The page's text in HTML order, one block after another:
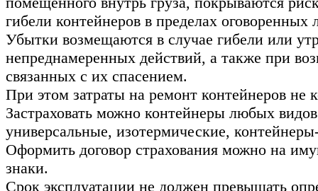
гибели контейнеров в пределах оговоренных
Убытки возмещаются в случае гибели или
непреднамеренных действий, а также при
связанных с их спасением.
При этом затраты на ремонт контейнеров не
Застраховать можно контейнеры любых
универсальные, изотермические,
Оформить договор страхования можно на
знаки.
Срок эксплуатации не должен превышать